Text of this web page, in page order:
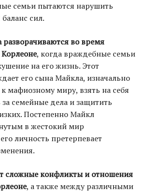
семьи пытаются нарушить
сил.
во время
, когда враждебные семьи
на его жизнь. Этот
его сына Майкла, изначально
мафиозному миру, взять на себя
за семейные дела и защитить
Постепенно Майкл
в жестокий мир
личность претерпевает
сложные конфликты и отношения
, а также между различными